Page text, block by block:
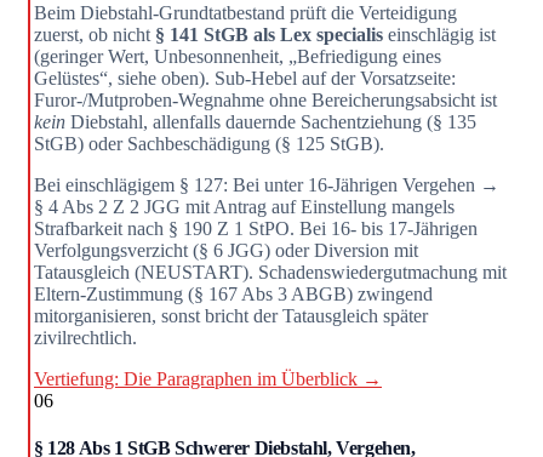
Beim Diebstahl-Grundtatbestand prüft die Verteidigung
zuerst, ob nicht § 141 StGB als Lex specialis einschlägig ist
(geringer Wert, Unbesonnenheit, „Befriedigung eines
Gelüstes“, siehe oben). Sub-Hebel auf der Vorsatzseite:
Furor-/Mutproben-Wegnahme ohne Bereicherungsabsicht ist
kein Diebstahl, allenfalls dauernde Sachentziehung (§ 135
StGB) oder Sachbeschädigung (§ 125 StGB).
Bei einschlägigem § 127: Bei unter 16-Jährigen Vergehen →
§ 4 Abs 2 Z 2 JGG mit Antrag auf Einstellung mangels
Strafbarkeit nach § 190 Z 1 StPO. Bei 16- bis 17-Jährigen
Verfolgungsverzicht (§ 6 JGG) oder Diversion mit
Tatausgleich (NEUSTART). Schadenswiedergutmachung mit
Eltern-Zustimmung (§ 167 Abs 3 ABGB) zwingend
mitorganisieren, sonst bricht der Tatausgleich später
zivilrechtlich.
Vertiefung: Die Paragraphen im Überblick →
06
§ 128 Abs 1 StGB Schwerer Diebstahl, Vergehen,